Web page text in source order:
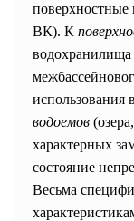
ВК). К
использования
водоемов
характерных
состояние
Весьма